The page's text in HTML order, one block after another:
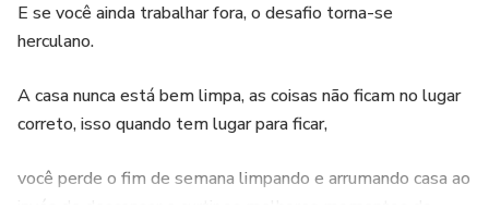
Patricia Leite
Neuroosicopedagoga.
E se você ainda trabalhar fora, o desafio torna-se
herculano.
A casa nunca está bem limpa, as coisas não ficam no lugar
correto, isso quando tem lugar para ficar,
você perde o fim de semana limpando e arrumando casa ao